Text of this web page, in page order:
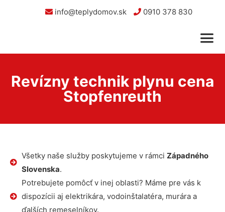
info@teplydomov.sk 0910 378 830
Revízny technik plynu cena
Stopfenreuth
Všetky naše služby poskytujeme v rámci Západného
Slovenska.
Potrebujete pomôcť v inej oblasti? Máme pre vás k
dispozícii aj elektrikára, vodoinštalatéra, murára a
ďalších remeselníkov.